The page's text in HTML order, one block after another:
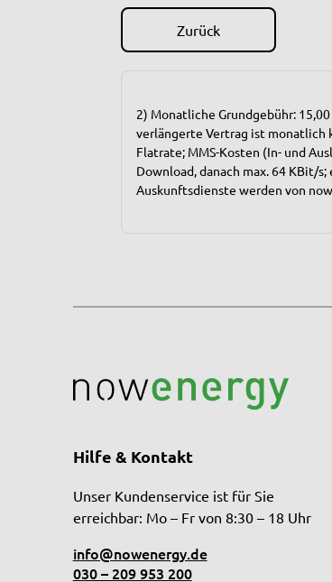
Zurück
2) Monatliche Grundgebühr:
verlängerte Vertrag ist monatlich
Flatrate; MMS-Kosten (In- und
Download, danach max. 64 KBit/
Auskunftsdienste werden von
Hilfe & Kontakt
Unser Kundenservice ist für Sie
erreichbar: Mo – Fr von 8:30 – 18 Uhr
info@nowenergy.de
030 – 209 953 200